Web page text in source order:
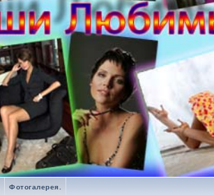
Фотогалерея.